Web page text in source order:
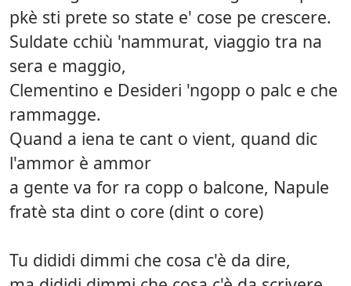
pkè sti prete so state e' cose pe crescere.
Suldate cchiù 'nammurat, viaggio tra na
sera e maggio,
Clementino e Desideri 'ngopp o palc e che
rammagge.
Quand a iena te cant o vient, quand dic
l'ammor è ammor
a gente va for ra copp o balcone, Napule
fratè sta dint o core (dint o core)
Tu dididi dimmi che cosa c'è da dire,